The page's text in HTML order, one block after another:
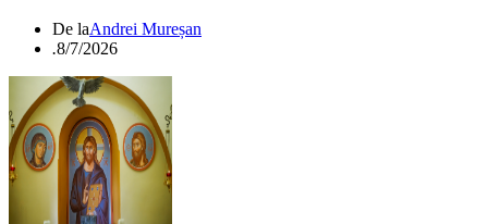
De laAndrei Mureșan
.8/7/2026